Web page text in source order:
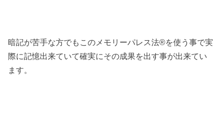
暗記が苦手な方でもこのメモリーパレス法®︎を使う事で実
際に記憶出来ていて確実にその成果を出す事が出来てい
ます。